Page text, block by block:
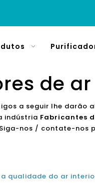
de
a seguir lhe darão
indústria Fabricantes
nos / contate-nos